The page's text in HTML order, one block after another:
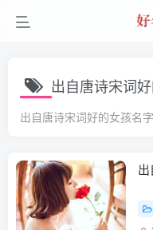
出自唐诗宋词
出自唐诗宋词好的女孩名字